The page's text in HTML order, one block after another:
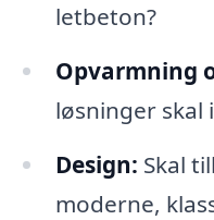
letbeton?
Opvarmning
løsninger skal
Design: Skal
moderne,